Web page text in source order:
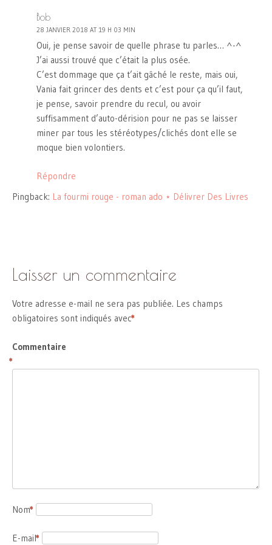
Bob
28 JANVIER 2018 AT 19 H 03 MIN
Oui, je pense savoir de quelle phrase tu parles… ^-^
J’ai aussi trouvé que c’était la plus osée.
C’est dommage que ça t’ait gâché le reste, mais oui,
Vania fait grincer des dents et c’est pour ça qu’il faut,
je pense, savoir prendre du recul, ou avoir
suffisamment d’auto-dérision pour ne pas se laisser
miner par tous les stéréotypes/clichés dont elle se
moque bien volontiers.
Répondre
Pingback: La fourmi rouge - roman ado ⋆ Délivrer Des Livres
Laisser un commentaire
Votre adresse e-mail ne sera pas publiée. Les champs
obligatoires sont indiqués avec
*
Commentaire
*
Nom
*
E-mail
*